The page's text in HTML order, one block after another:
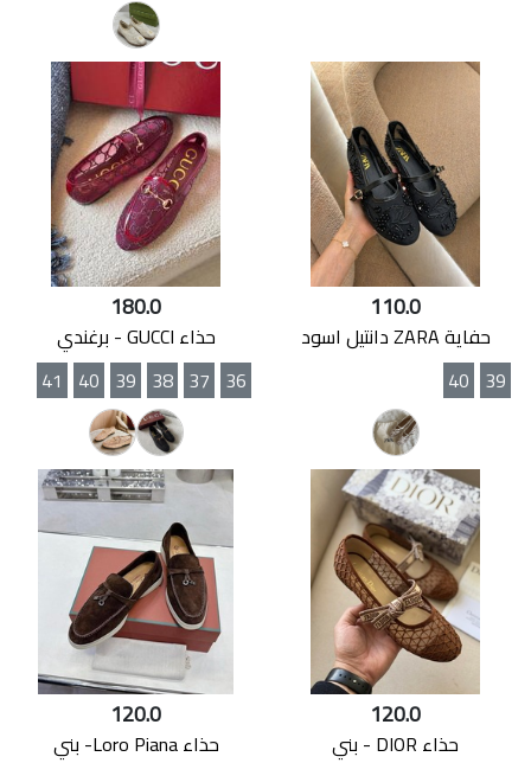
110.0
حفاية ZARA دانتيل اسود
39
40
180.0
حذاء GUCCI - برغندي
36
37
38
39
40
41
120.0
حذاء DIOR - بني
120.0
حذاء Loro Piana- بني